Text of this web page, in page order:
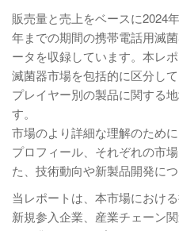
販売量と売上をベースに2024
年までの期間の携帯電話用滅
ータを収録しています。本レ
滅菌器市場を包括的に区分し
プレイヤー別の製品に関する
す。
市場のより詳細な理解のため
プロフィール、それぞれの市
た、技術動向や新製品開発に
当レポートは、本市場におけ
新規参入企業、産業チェーン